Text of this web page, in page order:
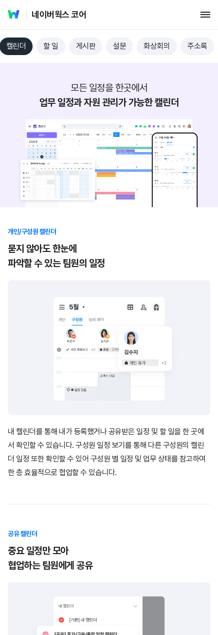
네이버웍스 코어
캘린더 할 일 게시판 설문 화상회의 주소록
모든 일정을 한곳에서
업무 일정과 자원 관리가 가능한 캘린더
개인/구성원 캘린더
묻지 않아도 한눈에
파악할 수 있는 팀원의 일정
내 캘린더를 통해 내가 등록했거나 공유받은 일정 및 할 일을 한 곳에
서 확인할 수 있습니다. 구성원 일정 보기를 통해 다른 구성원의 캘린
더 일정 또한 확인할 수 있어 구성원 별 일정 및 업무 상태를 참고하여
한 층 효율적으로 협업할 수 있습니다.
공유 캘린더
중요 일정만 모아
협업하는 팀원에게 공유